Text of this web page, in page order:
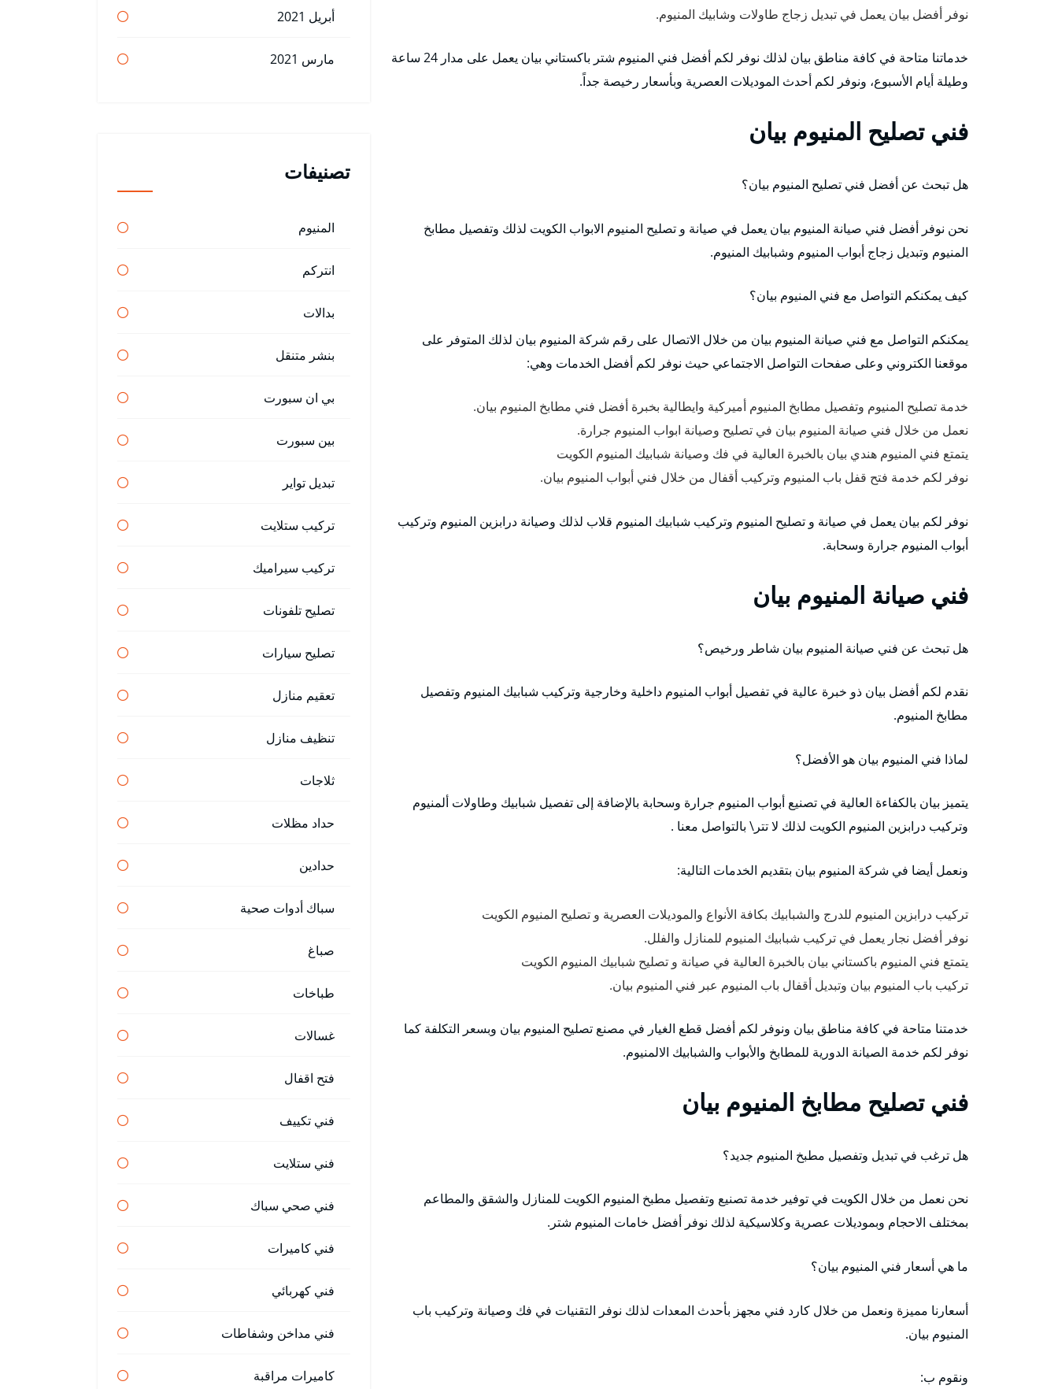
نوفر أفضل بيان يعمل في تبديل زجاج طاولات وشابيك المنيوم.
خدماتنا متاحة في كافة مناطق بيان لذلك نوفر لكم أفضل فني المنيوم شتر باكستاني بيان يعمل على مدار 24 ساعة
وطيلة أيام الأسبوع، ونوفر لكم أحدث الموديلات العصرية وبأسعار رخيصة جداً.
فني تصليح المنيوم بيان
هل تبحث عن أفضل فني تصليح المنيوم بيان؟
نحن نوفر أفضل فني صيانة المنيوم بيان يعمل في صيانة و تصليح المنيوم الابواب الكويت لذلك وتفصيل مطابخ
المنيوم وتبديل زجاج أبواب المنيوم وشبابيك المنيوم.
كيف يمكنكم التواصل مع فني المنيوم بيان؟
يمكنكم التواصل مع فني صيانة المنيوم بيان من خلال الاتصال على رقم شركة المنيوم بيان لذلك المتوفر على
موقعنا الكتروني وعلى صفحات التواصل الاجتماعي حيث نوفر لكم أفضل الخدمات وهي:
خدمة تصليح المنيوم وتفصيل مطابخ المنيوم أميركية وايطالية بخبرة أفضل فني مطابخ المنيوم بيان.
نعمل من خلال فني صيانة المنيوم بيان في تصليح وصيانة ابواب المنيوم جرارة.
يتمتع فني المنيوم هندي بيان بالخبرة العالية في فك وصيانة شبابيك المنيوم الكويت
نوفر لكم خدمة فتح قفل باب المنيوم وتركيب أقفال من خلال فني أبواب المنيوم بيان.
نوفر لكم بيان يعمل في صيانة و تصليح المنيوم وتركيب شبابيك المنيوم قلاب لذلك وصيانة درابزين المنيوم وتركيب
أبواب المنيوم جرارة وسحابة.
فني صيانة المنيوم بيان
هل تبحث عن فني صيانة المنيوم بيان شاطر ورخيص؟
نقدم لكم أفضل بيان ذو خبرة عالية في تفصيل أبواب المنيوم داخلية وخارجية وتركيب شبابيك المنيوم وتفصيل
مطابخ المنيوم.
لماذا فني المنيوم بيان هو الأفضل؟
يتميز بيان بالكفاءة العالية في تصنيع أبواب المنيوم جرارة وسحابة بالإضافة إلى تفصيل شبابيك وطاولات ألمنيوم
وتركيب درابزين المنيوم الكويت لذلك لا تتر\ بالتواصل معنا .
ونعمل أيضا في شركة المنيوم بيان بتقديم الخدمات التالية:
تركيب درابزين المنيوم للدرج والشبابيك بكافة الأنواع والموديلات العصرية و تصليح المنيوم الكويت
نوفر أفضل نجار يعمل في تركيب شبابيك المنيوم للمنازل والفلل.
يتمتع فني المنيوم باكستاني بيان بالخبرة العالية في صيانة و تصليح شبابيك المنيوم الكويت
تركيب باب المنيوم بيان وتبديل أقفال باب المنيوم عبر فني المنيوم بيان.
خدمتنا متاحة في كافة مناطق بيان ونوفر لكم أفضل قطع الغيار في مصنع تصليح المنيوم بيان وبسعر التكلفة كما
نوفر لكم خدمة الصيانة الدورية للمطابخ والأبواب والشبابيك الالمنيوم.
فني تصليح مطابخ المنيوم بيان
هل ترغب في تبديل وتفصيل مطبخ المنيوم جديد؟
نحن نعمل من خلال الكويت في توفير خدمة تصنيع وتفصيل مطبخ المنيوم الكويت للمنازل والشقق والمطاعم
بمختلف الاحجام وبموديلات عصرية وكلاسيكية لذلك نوفر أفضل خامات المنيوم شتر.
ما هي أسعار فني المنيوم بيان؟
أسعارنا مميزة ونعمل من خلال كارد فني مجهز بأحدث المعدات لذلك نوفر التقنيات في فك وصيانة وتركيب باب
المنيوم بيان.
ونقوم ب:
أبريل 2021
مارس 2021
تصنيفات
المنيوم
انتركم
بدالات
بنشر متنقل
بي ان سبورت
بين سبورت
تبديل تواير
تركيب ستلايت
تركيب سيراميك
تصليح تلفونات
تصليح سيارات
تعقيم منازل
تنظيف منازل
ثلاجات
حداد مظلات
حدادين
سباك أدوات صحية
صباغ
طباخات
غسالات
فتح اقفال
فني تكييف
فني ستلايت
فني صحي سباك
فني كاميرات
فني كهربائي
فني مداخن وشفاطات
كاميرات مراقبة